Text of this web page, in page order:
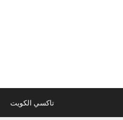
تاكسي الكويت